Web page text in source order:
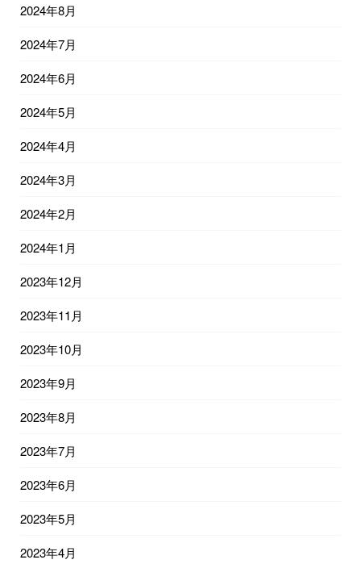
2024年8月
2024年7月
2024年6月
2024年5月
2024年4月
2024年3月
2024年2月
2024年1月
2023年12月
2023年11月
2023年10月
2023年9月
2023年8月
2023年7月
2023年6月
2023年5月
2023年4月